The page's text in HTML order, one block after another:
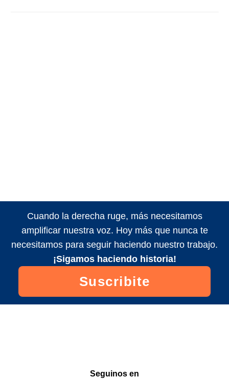
Cuando la derecha ruge, más necesitamos
amplificar nuestra voz. Hoy más que nunca te
necesitamos para seguir haciendo nuestro trabajo.
¡Sigamos haciendo historia!
Suscribite
Seguinos en